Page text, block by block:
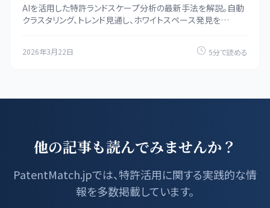
AIを活用した特許ランドスケープ分析の最新手法を解説。自動
クラスタリング、トレンド見通し、ホワイトスペース発見を
2026年3月22日 5分で読める
他の記事も読んでみませんか？
PatentMatch.jpでは、特許活用に関する実践的な情
報を多数掲載しています。